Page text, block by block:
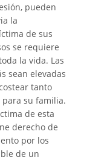
pueden
la
de sus
se requiere
la vida. Las
sean elevadas
tanto
su familia.
de esta
derecho de
por los
de un